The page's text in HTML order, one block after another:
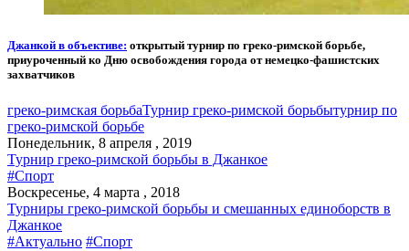
Джанкой в объективе: открытый турнир по греко-римской борьбе,
приуроченный ко Дню освобождения города от немецко-фашистских
захватчиков
греко-римская борьбаТурнир греко-римской борьбытурнир по
греко-римской борьбе
Понедельник, 8 апреля , 2019
Турнир греко-римской борьбы в Джанкое
#Спорт
Воскресенье, 4 марта , 2018
Турниры греко-римской борьбы и смешанных единоборств в
Джанкое
#Актуально #Спорт